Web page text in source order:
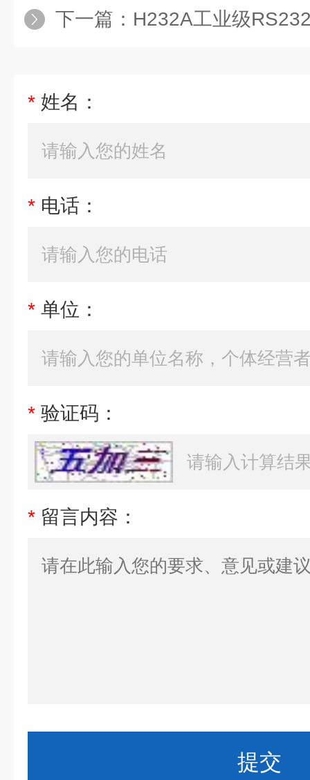
下一篇： H232A工业级
* 姓名：
* 电话：
* 单位：
* 验证码：
* 留言内容：